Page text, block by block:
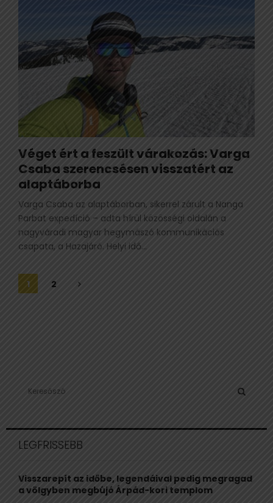
Véget ért a feszült várakozás: Varga
Csaba szerencsésen visszatért az
alaptáborba
Varga Csaba az alaptáborban, sikerrel zárult a Nanga
Parbat expedíció – adta hírül közösségi oldalán a
nagyváradi magyar hegymászó kommunikációs
csapata, a Hazajáró. Helyi idő...
Bejegyzések
1 2
h
o
r
LEGFRISSEBB
Visszarepít az időbe, legendáival pedig megragad
a völgyben megbújó Árpád-kori templom